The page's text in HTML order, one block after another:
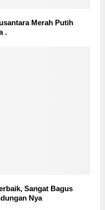
Merah Putih
.
Sangat Bagus
Nya